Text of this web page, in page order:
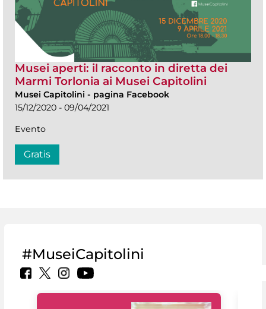
Musei aperti: il racconto in diretta dei
Marmi Torlonia ai Musei Capitolini
Musei Capitolini - pagina Facebook
15/12/2020 - 09/04/2021
Evento
Gratis
#MuseiCapitolini